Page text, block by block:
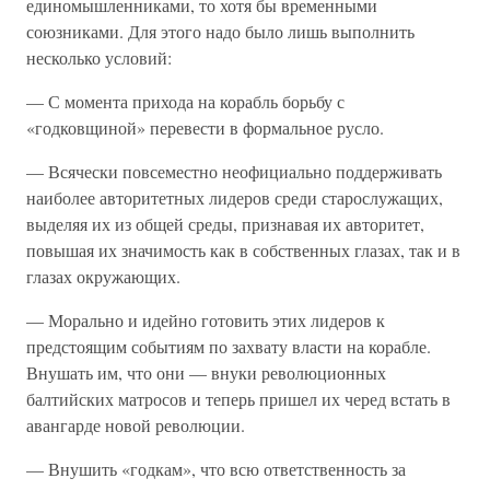
единомышленниками, то хотя бы временными
союзниками. Для этого надо было лишь выполнить
несколько условий:
— С момента прихода на корабль борьбу с
«годковщиной» перевести в формальное русло.
— Всячески повсеместно неофициально поддерживать
наиболее авторитетных лидеров среди старослужащих,
выделяя их из общей среды, признавая их авторитет,
повышая их значимость как в собственных глазах, так и в
глазах окружающих.
— Морально и идейно готовить этих лидеров к
предстоящим событиям по захвату власти на корабле.
Внушать им, что они — внуки революционных
балтийских матросов и теперь пришел их черед встать в
авангарде новой революции.
— Внушить «годкам», что всю ответственность за